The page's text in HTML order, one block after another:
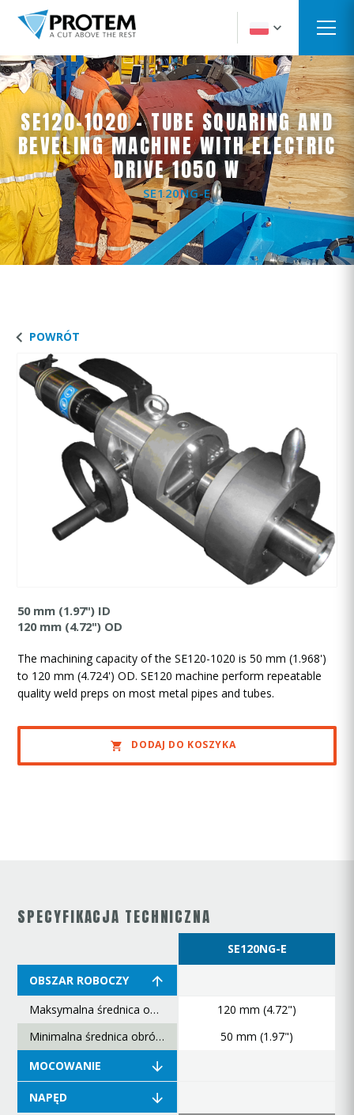
SE120-1020 - TUBE SQUARING AND
BEVELING MACHINE WITH ELECTRIC
DRIVE 1050 W
SE120NG-E
POWRÓT
50 mm (1.97") ID
120 mm (4.72") OD
The machining capacity of the SE120-1020 is 50 mm (1.968')
to 120 mm (4.724') OD. SE120 machine perform repeatable
quality weld preps on most metal pipes and tubes.
DODAJ DO KOSZYKA
SPECYFIKACJA TECHNICZNA
OBSZAR ROBOCZY
Maksymalna średnica obróbki
Minimalna średnica obróbki
MOCOWANIE
NAPĘD
SE120NG-E
120 mm (4.72")
50 mm (1.97")